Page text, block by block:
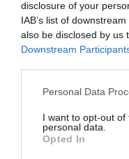
disclosure of your
IAB’s list of
also be disclosed by us
Downstream
Personal Data
I want to opt-out
personal data.
Opted In